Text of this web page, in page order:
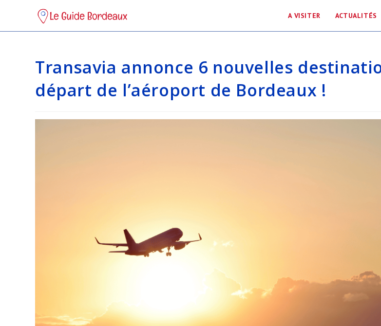
content
A VISITER ACTUALITÉS
Transavia annonce 6 nouvelles
départ de l’aéroport de Bordeaux !